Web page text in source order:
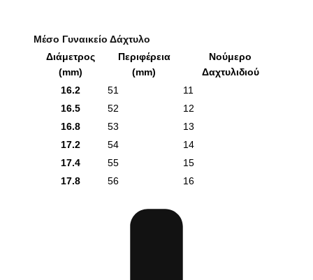
Μέσο Γυναικείο Δάχτυλο
Διάμετρος
(mm)
Περιφέρεια
(mm)
Νούμερο
Δαχτυλιδιού
16.2
51
11
16.5
52
12
16.8
53
13
17.2
54
14
17.4
55
15
17.8
56 16